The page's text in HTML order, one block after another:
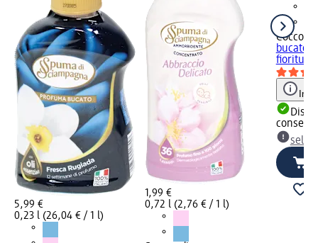
5,99 €
0,23 l (26,04 € / 1 l)
1,99 €
0,72 l (2,76 € / 1 l)
bucato